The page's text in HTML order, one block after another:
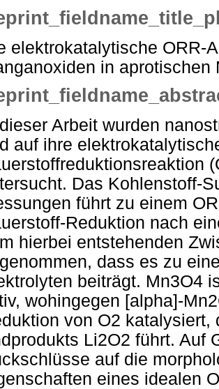
elektrokatalytische ORR-
in aprotischen
Arbeit wurden
auf ihre
Das Kohlenstoff-
führt zu einem
Reduktion nach
hierbei entstehenden
dass es zu
beiträgt. Mn3O4
wohingegen [alpha]-
von O2
Li2O2 führt. Auf
auf die
eines idealen